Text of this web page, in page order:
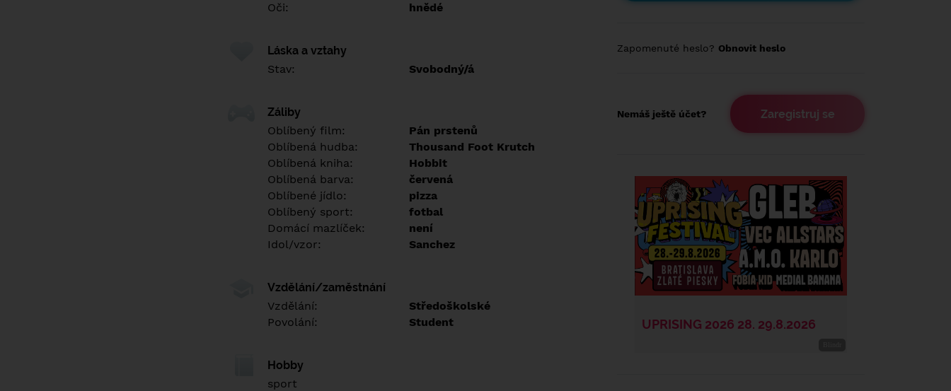
Oči:
hnědé
Láska a vztahy
Stav:
Svobodný/á
Záliby
Oblíbený film:
Pán prstenů
Oblíbená hudba:
Thousand Foot Krutch
Oblíbená kniha:
Hobbit
Oblíbená barva:
červená
Oblíbené jídlo:
pizza
Oblíbený sport:
fotbal
Domácí mazlíček:
není
Idol/vzor:
Sanchez
Vzdělání/zaměstnání
Vzdělání:
Středoškolské
Povolání:
Student
Hobby
sport
Zapomenuté heslo? Obnovit heslo
Nemáš ještě účet? Zaregistruj se